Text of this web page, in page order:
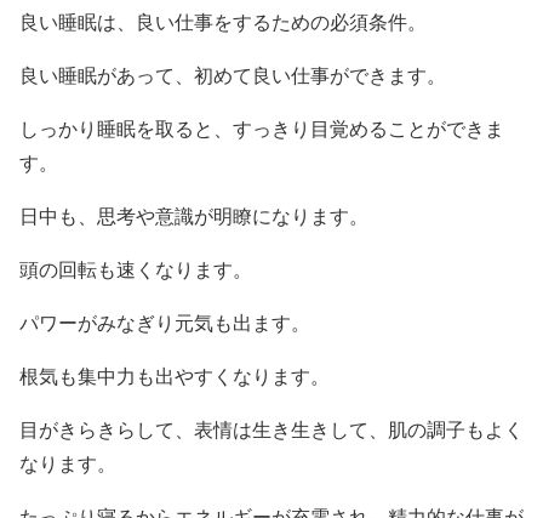
良い睡眠は、良い仕事をするための必須条件。
良い睡眠があって、初めて良い仕事ができます。
しっかり睡眠を取ると、すっきり目覚めることができま
す。
日中も、思考や意識が明瞭になります。
頭の回転も速くなります。
パワーがみなぎり元気も出ます。
根気も集中力も出やすくなります。
目がきらきらして、表情は生き生きして、肌の調子もよく
なります。